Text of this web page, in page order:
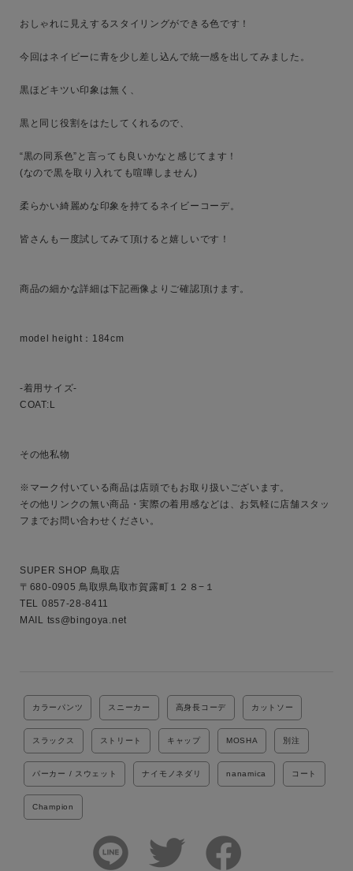
おしゃれに見えするスタイリングができる色です！
今回はネイビーに青を少し差し込んで統一感を出してみました。
黒ほどキツい印象は無く、
黒と同じ役割をはたしてくれるので、
“黒の同系色”と言っても良いかなと感じてます！
(なので黒を取り入れても喧嘩しません)
柔らかい綺麗めな印象を持てるネイビーコーデ。
皆さんも一度試してみて頂けると嬉しいです！
商品の細かな詳細は下記画像よりご確認頂けます。
model height：184cm
-着用サイズ-
COAT:L
その他私物
※マーク付いている商品は店頭でもお取り扱いございます。
その他リンクの無い商品・実際の着用感などは、お気軽に店舗スタッ
フまでお問い合わせください。
SUPER SHOP 鳥取店
〒680-0905 鳥取県鳥取市賀露町１２８−１
TEL 0857-28-8411
MAIL tss@bingoya.net
カラーパンツ スニーカー 高身長コーデ カットソー
スラックス ストリート キャップ MOSHA 別注
パーカー / スウェット ナイモノネダリ nanamica コート
Champion